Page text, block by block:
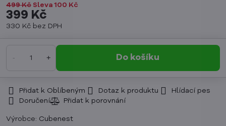
499 Kč Sleva 100 Kč
399 Kč
330 Kč bez DPH
Do košíku
Přidat k Oblíbeným Dotaz k produktu
Hlídací pes
Doručení
Výrobce: Cubenest